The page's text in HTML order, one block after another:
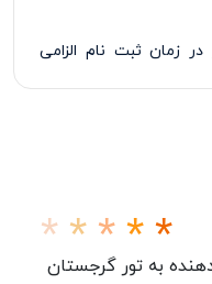
در زمان ثبت نام الزامی
به تور گرجستان